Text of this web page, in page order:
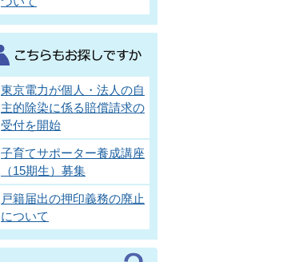
東京電力が個人・法人の自
主的除染に係る賠償請求の
受付を開始
子育てサポーター養成講座
（15期生）募集
戸籍届出の押印義務の廃止
について